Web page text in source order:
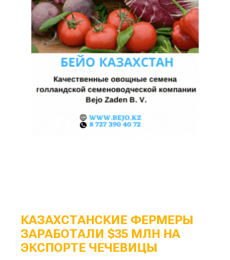
КАЗАХСТАНСКИЕ ФЕРМЕРЫ
ЗАРАБОТАЛИ $35 МЛН НА
ЭКСПОРТЕ ЧЕЧЕВИЦЫ